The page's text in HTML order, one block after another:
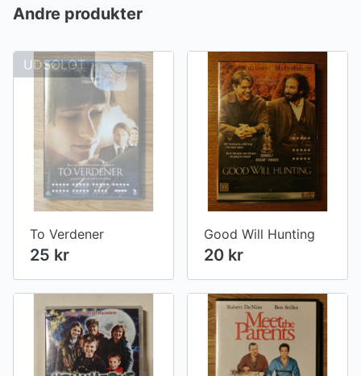
Andre produkter
UDSOLGT
To Verdener
25 kr
Good Will Hunting
20 kr